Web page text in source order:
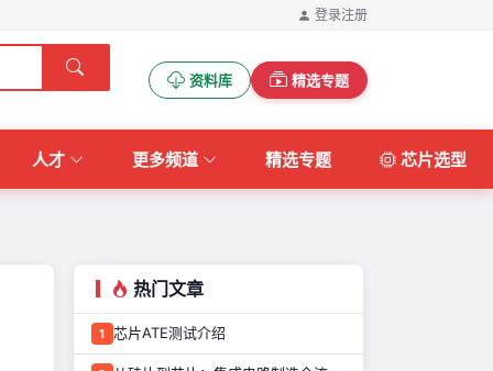
登录注册
资料库 精选专题
人才 更多频道 精选专题 芯片选型
热门文章
1 芯片ATE测试介绍